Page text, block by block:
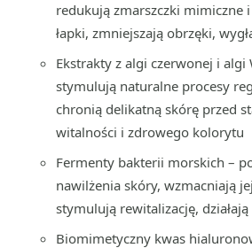
redukują zmarszczki mimiczne
łapki, zmniejszają obrzęki,
Ekstrakty z algi czerwonej i algi
stymulują naturalne procesy
chronią delikatną skórę przed
witalności i zdrowego kolorytu
Fermenty bakterii morskich –
nawilżenia skóry, wzmacniają
stymulują rewitalizację,
Biomimetyczny kwas